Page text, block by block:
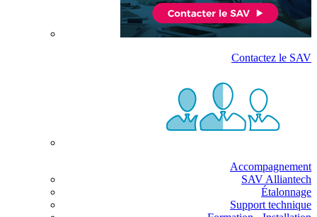
Contactez le SAV
Accompagnement
SAV Alliantech
Étalonnage
Support technique